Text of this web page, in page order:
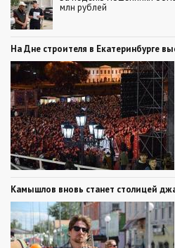
млн рублей
На Дне строителя в Екатеринбурге
Камышлов вновь станет столицей